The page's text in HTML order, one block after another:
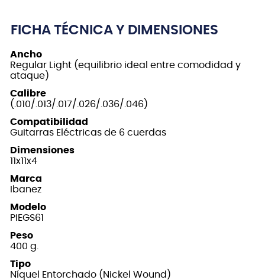
FICHA TÉCNICA Y DIMENSIONES
Ancho
Regular Light (equilibrio ideal entre comodidad y
ataque)
Calibre
(.010/.013/.017/.026/.036/.046)
Compatibilidad
Guitarras Eléctricas de 6 cuerdas
Dimensiones
11x11x4
Marca
Ibanez
Modelo
PIEGS61
Peso
400 g.
Tipo
Níquel Entorchado (Nickel Wound)